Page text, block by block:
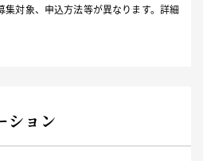
対象、申込方法等が異なります。詳細
ション